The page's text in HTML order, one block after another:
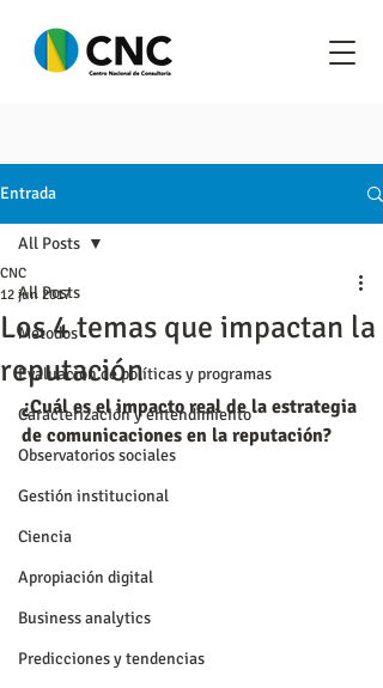
Entrada
All Posts
Metodos
Evaluación de políticas y programas
Caracterización y entendimiento
Observatorios sociales
Gestión institucional
Ciencia
Apropiación digital
Business analytics
Predicciones y tendencias
All Posts
Los 4 temas que impactan la
reputación
CNC
12 jun 2017
¿Cuál es el impacto real de la estrategia
de comunicaciones en la reputación?